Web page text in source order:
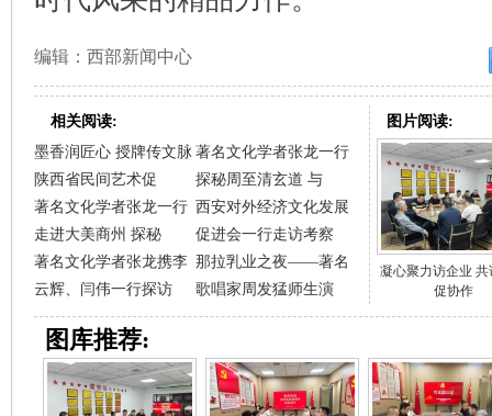
编辑：西部新闻中心
相关阅读:
墨香润匠心 授牌传文脉
陕西省民间艺术促
著名文化学者张龙一行
探秘周至清玄道 与
著名文化学者张龙一行
走进大美商州 探秘
西安对外经济文化发展
促进会一行走访考察
著名文化学者张龙携李
云辉、闫伟一行探访
那拉乳业之夜——著名
歌唱家周发猛师生演
图片阅读:
凝心聚力访企业 共
促协作
图库推荐: